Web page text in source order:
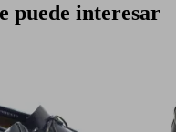
puede interesar